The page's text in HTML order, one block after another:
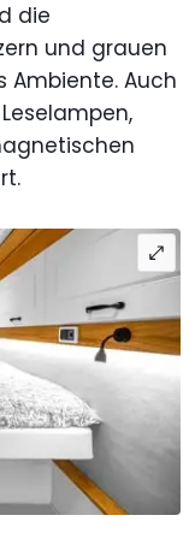
die
und grauen
Ambiente. Auch